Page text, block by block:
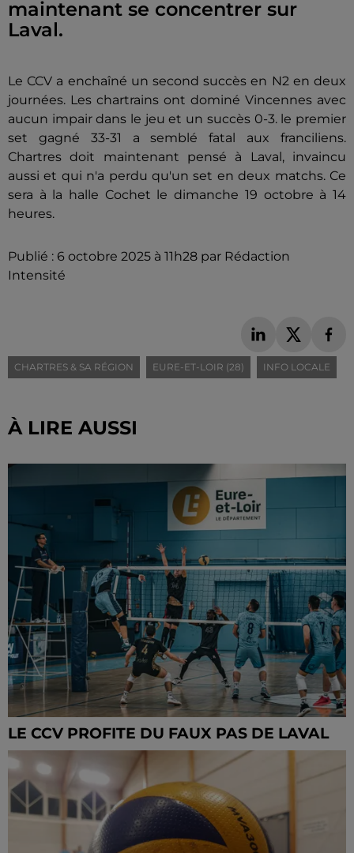
maintenant se concentrer sur
Laval.
Le CCV a enchaîné un second succès en N2 en deux
journées. Les chartrains ont dominé Vincennes avec
aucun impair dans le jeu et un succès 0-3. le premier
set gagné 33-31 a semblé fatal aux franciliens.
Chartres doit maintenant pensé à Laval, invaincu
aussi et qui n'a perdu qu'un set en deux matchs. Ce
sera à la halle Cochet le dimanche 19 octobre à 14
heures.
Publié : 6 octobre 2025 à 11h28 par Rédaction
Intensité
CHARTRES & SA RÉGION EURE-ET-LOIR (28) INFO LOCALE
À LIRE AUSSI
LE CCV PROFITE DU FAUX PAS DE LAVAL